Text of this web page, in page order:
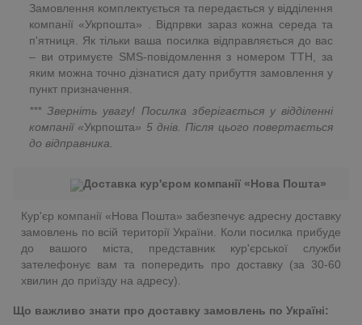
Замовлення комплектується та передається у відділення
компанії «Укрпошта» . Відпрвки зараз кожна середа та
п'ятниця. Як тільки ваша посилка відправляється до вас
– ви отримуєте SMS-повідомлення з номером ТТН, за
яким можна точно дізнатися дату прибуття замовлення у
пункт призначення.
*** Зверніть увагу! Посилка зберігається у відділенні
компанії «Укрпошта» 5 днів. Після цього повертається
до відправника.
Доставка кур'єром компанії «Нова Пошта»
Кур'єр компанії «Нова Пошта» забезпечує адресну доставку
замовлень по всій території України. Коли посилка прибуде
до вашого міста, представник кур'єрської служби
зателефонує вам та попередить про доставку (за 30-60
хвилин до приїзду на адресу).
Що важливо знати про доставку замовлень по Україні: